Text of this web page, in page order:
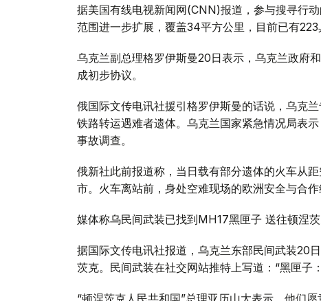
据美国有线电视新闻网(CNN)报道，参与搜寻行
范围进一步扩展，覆盖34平方公里，目前已有223
乌克兰副总理格罗伊斯曼20日表示，乌克兰政府
成初步协议。
俄国际文传电讯社援引格罗伊斯曼的话说，乌克
铁路转运遇难者遗体。乌克兰国家紧急情况局表
事故调查。
俄新社此前报道称，当日载有部分遗体的火车从
市。火车离站前，身处空难现场的欧洲安全与合
媒体称乌民间武装已找到MH17黑匣子 送往顿涅
据国际文传电讯社报道，乌克兰东部民间武装20
茨克。民间武装在社交网站推特上写道：“黑匣子